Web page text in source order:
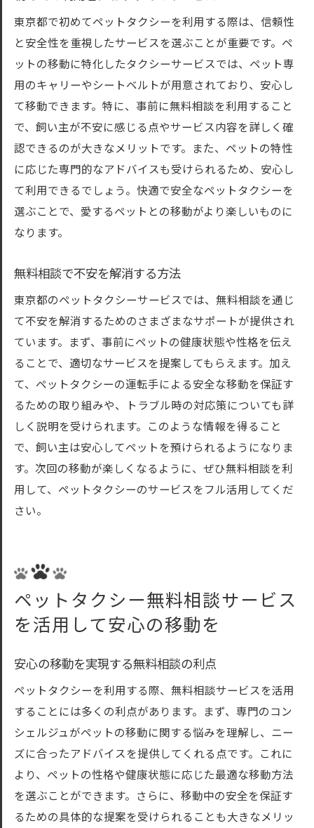
東京都で初めてペットタクシーを利用する際は、信頼性
と安全性を重視したサービスを選ぶことが重要です。ペ
ットの移動に特化したタクシーサービスでは、ペット専
用のキャリーやシートベルトが用意されており、安心し
て移動できます。特に、事前に無料相談を利用すること
で、飼い主が不安に感じる点やサービス内容を詳しく確
認できるのが大きなメリットです。また、ペットの特性
に応じた専門的なアドバイスも受けられるため、安心し
て利用できるでしょう。快適で安全なペットタクシーを
選ぶことで、愛するペットとの移動がより楽しいものに
なります。
無料相談で不安を解消する方法
東京都のペットタクシーサービスでは、無料相談を通じ
て不安を解消するためのさまざまなサポートが提供され
ています。まず、事前にペットの健康状態や性格を伝え
ることで、適切なサービスを提案してもらえます。加え
て、ペットタクシーの運転手による安全な移動を保証す
るための取り組みや、トラブル時の対応策についても詳
しく説明を受けられます。このような情報を得ること
で、飼い主は安心してペットを預けられるようになりま
す。次回の移動が楽しくなるように、ぜひ無料相談を利
用して、ペットタクシーのサービスをフル活用してくだ
さい。
ペットタクシー無料相談サービス
を活用して安心の移動を
安心の移動を実現する無料相談の利点
ペットタクシーを利用する際、無料相談サービスを活用
することには多くの利点があります。まず、専門のコン
シェルジュがペットの移動に関する悩みを理解し、ニー
ズに合ったアドバイスを提供してくれる点です。これに
より、ペットの性格や健康状態に応じた最適な移動方法
を選ぶことができます。さらに、移動中の安全を保証す
るための具体的な提案を受けられることも大きなメリッ